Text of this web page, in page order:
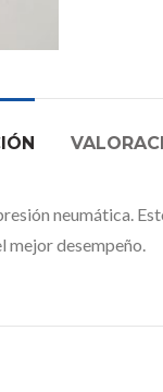
neumática.
desempeño.